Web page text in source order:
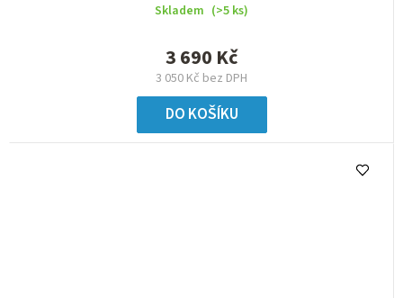
Skladem (>5 ks)
3 050 Kč bez DPH
3 690 Kč
DO KOŠÍKU